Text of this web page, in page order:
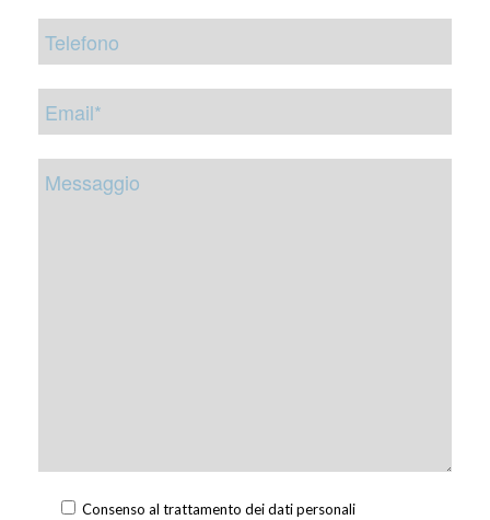
Consenso al trattamento dei dati personali